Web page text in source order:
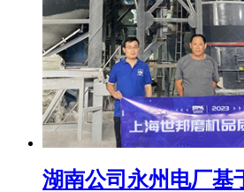
湖南公司永州电厂基